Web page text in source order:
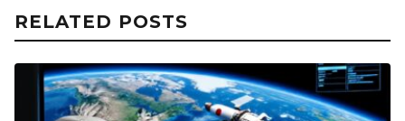
RELATED POSTS